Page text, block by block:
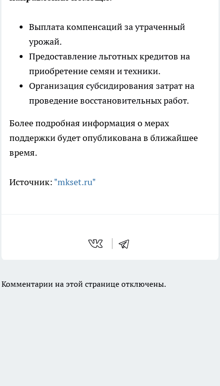
Выплата компенсаций за утраченный
урожай.
Предоставление льготных кредитов на
приобретение семян и техники.
Организация субсидирования затрат на
проведение восстановительных работ.
Более подробная информация о мерах
поддержки будет опубликована в ближайшее
время.
Источник: "mkset.ru"
Комментарии на этой странице отключены.